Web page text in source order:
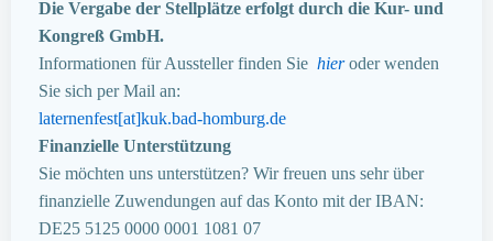
Die Vergabe der Stellplätze erfolgt durch die Kur- und
Kongreß GmbH.
Informationen für Aussteller finden Sie hieroder wenden
Sie sich per Mail an:
laternenfest[at]kuk.bad-homburg.de
Finanzielle Unterstützung
Sie möchten uns unterstützen? Wir freuen uns sehr über
finanzielle Zuwendungen auf das Konto mit der IBAN:
DE25 5125 0000 0001 1081 07